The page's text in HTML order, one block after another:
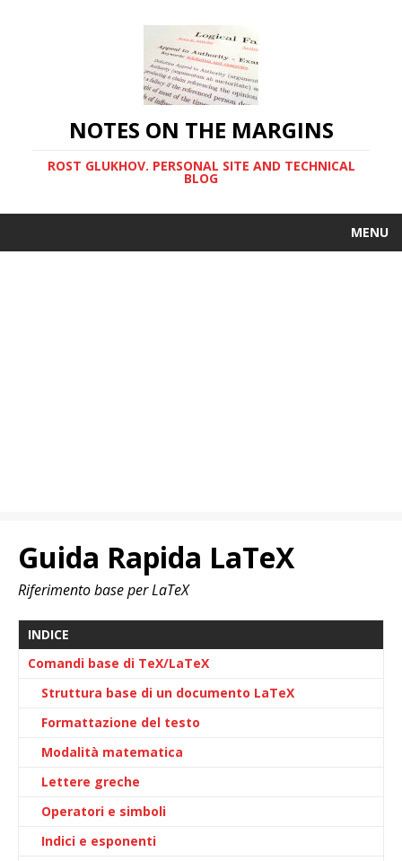
NOTES ON THE MARGINS
ROST GLUKHOV. PERSONAL SITE AND TECHNICAL
BLOG
MENU
Guida Rapida LaTeX
Riferimento base per LaTeX
INDICE
Comandi base di TeX/LaTeX
Struttura base di un documento LaTeX
Formattazione del testo
Modalità matematica
Lettere greche
Operatori e simboli
Indici e esponenti